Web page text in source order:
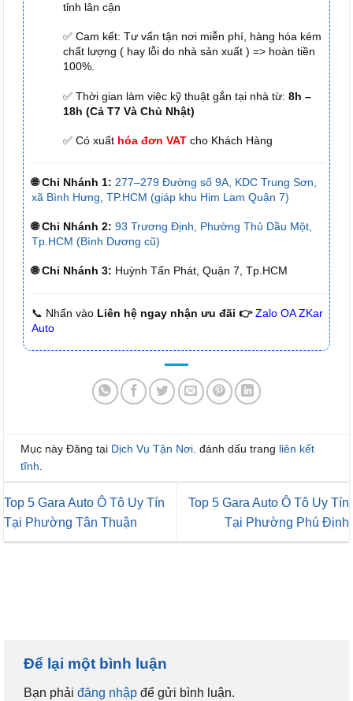
tỉnh lân cận
✅ Cam kết: Tư vấn tận nơi miễn phí, hàng hóa kém
chất lượng ( hay lỗi do nhà sản xuất ) => hoàn tiền
100%.
✅ Thời gian làm việc kỹ thuật gắn tại nhà từ: 8h –
18h (Cả T7 Và Chủ Nhật)
✅ Có xuất hóa đơn VAT cho Khách Hàng
🌐 Chi Nhánh 1: 277–279 Đường số 9A, KDC Trung Sơn,
xã Bình Hưng, TP.HCM (giáp khu Him Lam Quận 7)
🌐 Chi Nhánh 2: 93 Trương Định, Phường Thủ Dầu Một,
Tp.HCM (Bình Dương cũ)
🌐 Chi Nhánh 3: Huỳnh Tấn Phát, Quận 7, Tp.HCM
📞 Nhấn vào Liên hệ ngay nhận ưu đãi 👉 Zalo OA ZKar
Auto
Mục này Đăng tại Dịch Vụ Tận Nơi . đánh dấu trang liên kết
tĩnh
Top 5 Gara Auto Ô Tô Uy Tín
Tại Phường Tân Thuận
Top 5 Gara Auto Ô Tô Uy Tín
Tại Phường Phú Định
Để lại một bình luận
Bạn phải đăng nhập để gửi bình luận.